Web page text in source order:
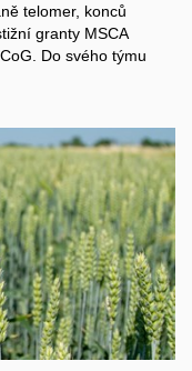
telomer, konců
granty MSCA
Do svého týmu